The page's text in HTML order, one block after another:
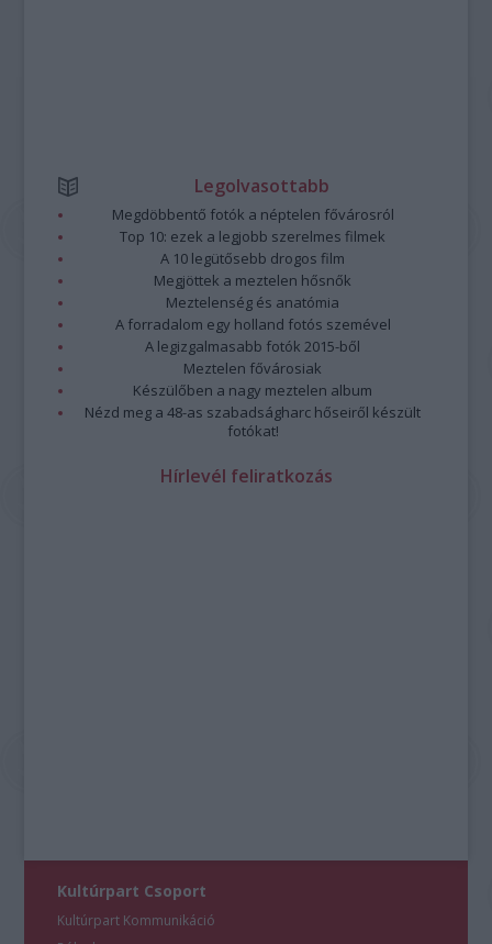
Legolvasottabb
Megdöbbentő fotók a néptelen fővárosról
Top 10: ezek a legjobb szerelmes filmek
A 10 legütősebb drogos film
Megjöttek a meztelen hősnők
Meztelenség és anatómia
A forradalom egy holland fotós szemével
A legizgalmasabb fotók 2015-ből
Meztelen fővárosiak
Készülőben a nagy meztelen album
Nézd meg a 48-as szabadságharc hőseiről készült
fotókat!
Hírlevél feliratkozás
Kultúrpart Csoport
Kultúrpart Kommunikáció